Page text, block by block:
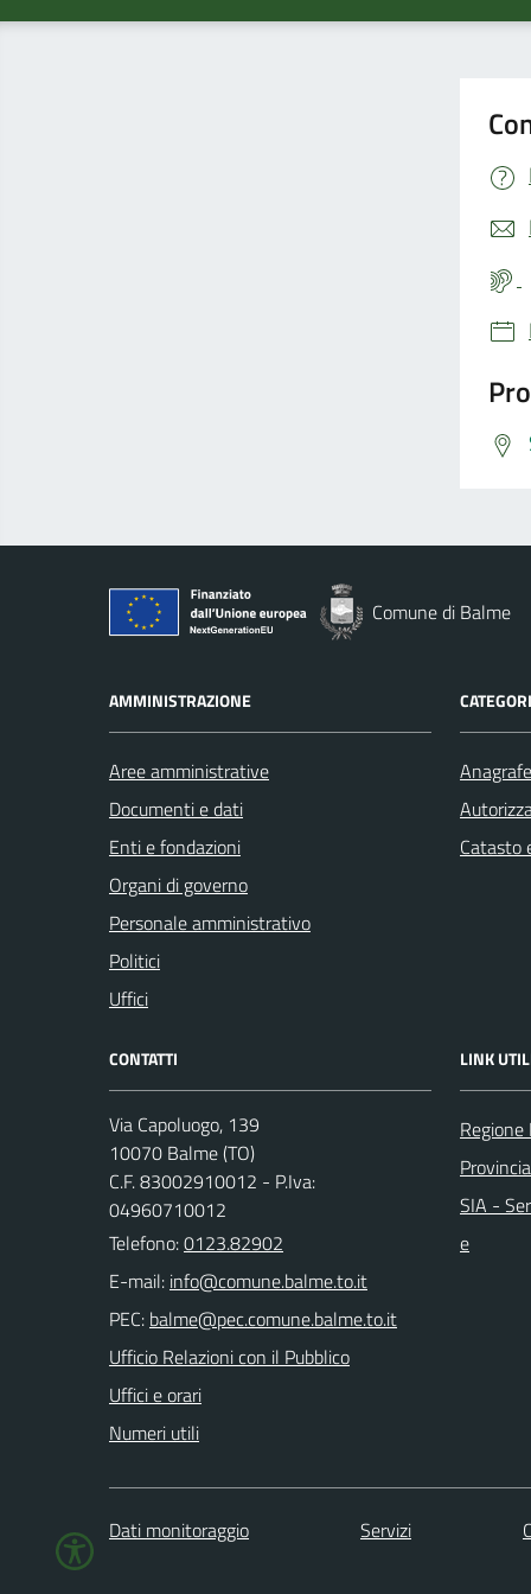
Comune di Balme
AMMINISTRAZIONE
Aree amministrative
Documenti e dati
Enti e fondazioni
Organi di governo
Personale amministrativo
Politici
Uffici
Catasto
CONTATTI
Via Capoluogo, 139
10070 Balme (TO)
C.F. 83002910012 - P.Iva:
04960710012
Telefono:0123.82902
E-mail:
PEC:
Ufficio Relazioni con il Pubblico
Uffici e orari
Numeri utili
LINK
SIA -
e
Dati monitoraggio Servizi